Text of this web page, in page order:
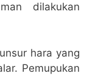
dilakukan
hara yang
Pemupukan